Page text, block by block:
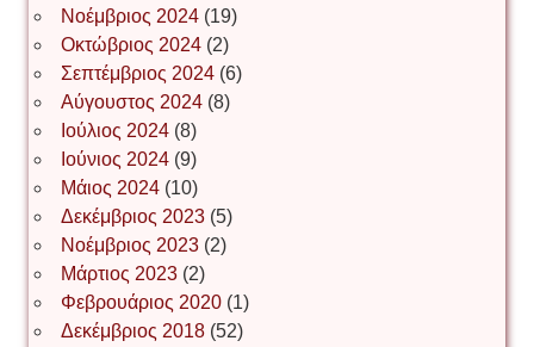
ΝΙΚΟΣ ΓΑΤΟΣ
Νίκος Λυγερός
Іван Буртик
Іван Наконечний
Νοέμβριος 2024(19)
Οκτώβριος 2024(2)
Σεπτέμβριος 2024(6)
Αύγουστος 2024(8)
Ιούλιος 2024(8)
Ιούνιος 2024(9)
Μάιος 2024(10)
Δεκέμβριος 2023(5)
Νοέμβριος 2023(2)
Μάρτιος 2023(2)
Φεβρουάριος 2020(1)
Δεκέμβριος 2018(52)